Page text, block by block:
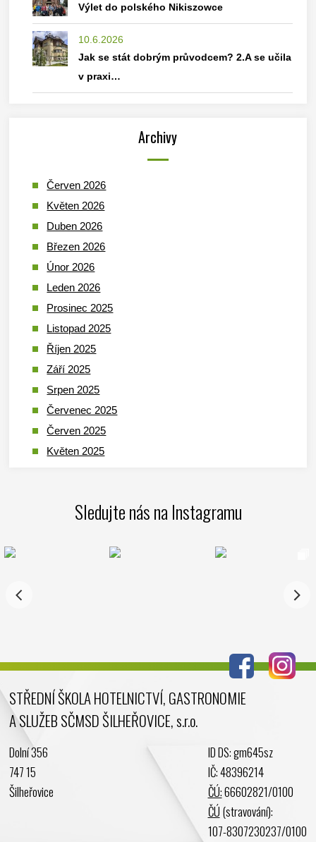
Výlet do polského Nikiszowce
10.6.2026
Jak se stát dobrým průvodcem? 2.A se učila
v praxi…
Archivy
Červen 2026
Květen 2026
Duben 2026
Březen 2026
Únor 2026
Leden 2026
Prosinec 2025
Listopad 2025
Říjen 2025
Září 2025
Srpen 2025
Červenec 2025
Červen 2025
Květen 2025
Leden 2025
Listopad 2024
Duben 2024
Březen 2024
Leden 2024
Listopad 2023
Sledujte nás na Instagramu
STŘEDNÍ ŠKOLA HOTELNICTVÍ, GASTRONOMIE
A SLUŽEB SČMSD ŠILHEŘOVICE, s.r.o.
Dolní 356
747 15
Šilheřovice
ID DS: gm645sz
IČ: 48396214
ČÚ:66602821/0100
ČÚ (stravování):
107-8307230237/0100